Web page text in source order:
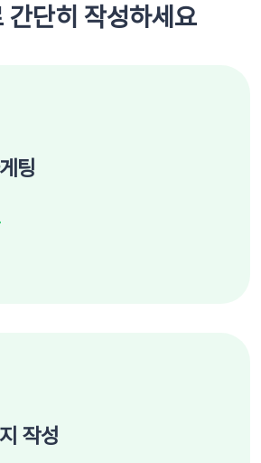
간단히 작성하세요
팅
작성